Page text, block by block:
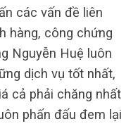
các vấn đề liên
hàng, công chứng
Nguyễn Huệ luôn
dịch vụ tốt nhất,
cả phải chăng nhất
phấn đấu đem lại